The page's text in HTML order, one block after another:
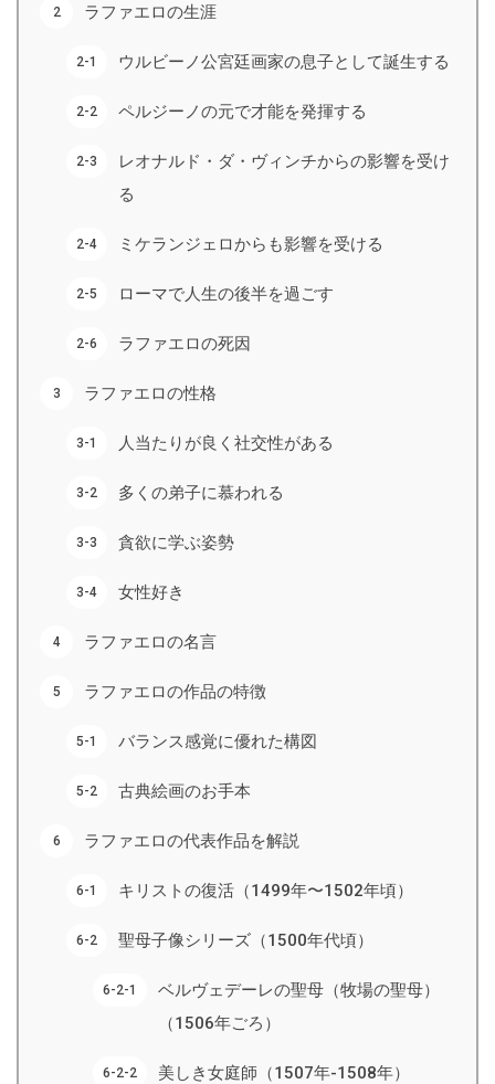
ラファエロの生涯
ウルビーノ公宮廷画家の息子として誕生する
ペルジーノの元で才能を発揮する
レオナルド・ダ・ヴィンチからの影響を受け
る
ミケランジェロからも影響を受ける
ローマで人生の後半を過ごす
ラファエロの死因
ラファエロの性格
人当たりが良く社交性がある
多くの弟子に慕われる
貪欲に学ぶ姿勢
女性好き
ラファエロの名言
ラファエロの作品の特徴
バランス感覚に優れた構図
古典絵画のお手本
ラファエロの代表作品を解説
キリストの復活（1499年〜1502年頃）
聖母子像シリーズ（1500年代頃）
ベルヴェデーレの聖母（牧場の聖母）
（1506年ごろ）
美しき女庭師（1507年-1508年）